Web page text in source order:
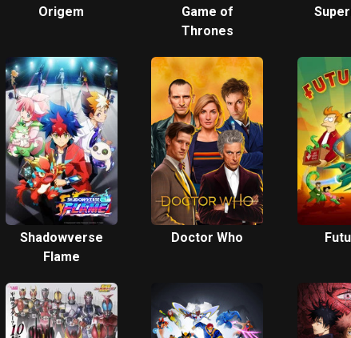
Origem
Game of
Thrones
Shadowverse
Flame
Doctor Who